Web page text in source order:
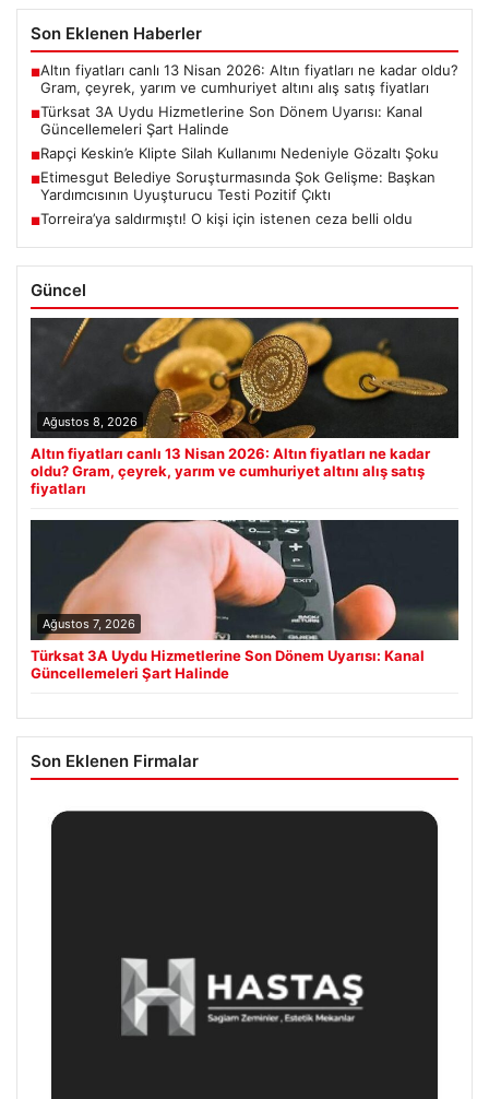
Son Eklenen Haberler
■Altın fiyatları canlı 13 Nisan 2026: Altın fiyatları ne kadar oldu?
Gram, çeyrek, yarım ve cumhuriyet altını alış satış fiyatları
■Türksat 3A Uydu Hizmetlerine Son Dönem Uyarısı: Kanal
Güncellemeleri Şart Halinde
■Rapçi Keskin’e Klipte Silah Kullanımı Nedeniyle Gözaltı Şoku
■Etimesgut Belediye Soruşturmasında Şok Gelişme: Başkan
Yardımcısının Uyuşturucu Testi Pozitif Çıktı
■Torreira’ya saldırmıştı! O kişi için istenen ceza belli oldu
Güncel
Ağustos 8, 2026
Altın fiyatları canlı 13 Nisan 2026: Altın fiyatları ne kadar
oldu? Gram, çeyrek, yarım ve cumhuriyet altını alış satış
fiyatları
Ağustos 7, 2026
Türksat 3A Uydu Hizmetlerine Son Dönem Uyarısı: Kanal
Güncellemeleri Şart Halinde
Son Eklenen Firmalar